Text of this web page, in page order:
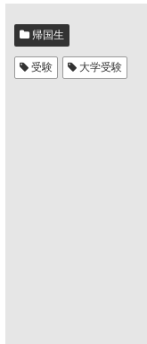
帰国生
受験 大学受験